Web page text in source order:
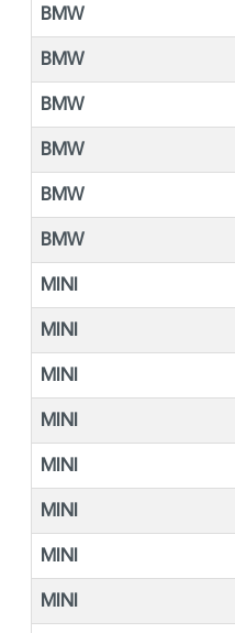
BMW
BMW
BMW
BMW
BMW
BMW
MINI
MINI
MINI
MINI
MINI
MINI
MINI
MINI